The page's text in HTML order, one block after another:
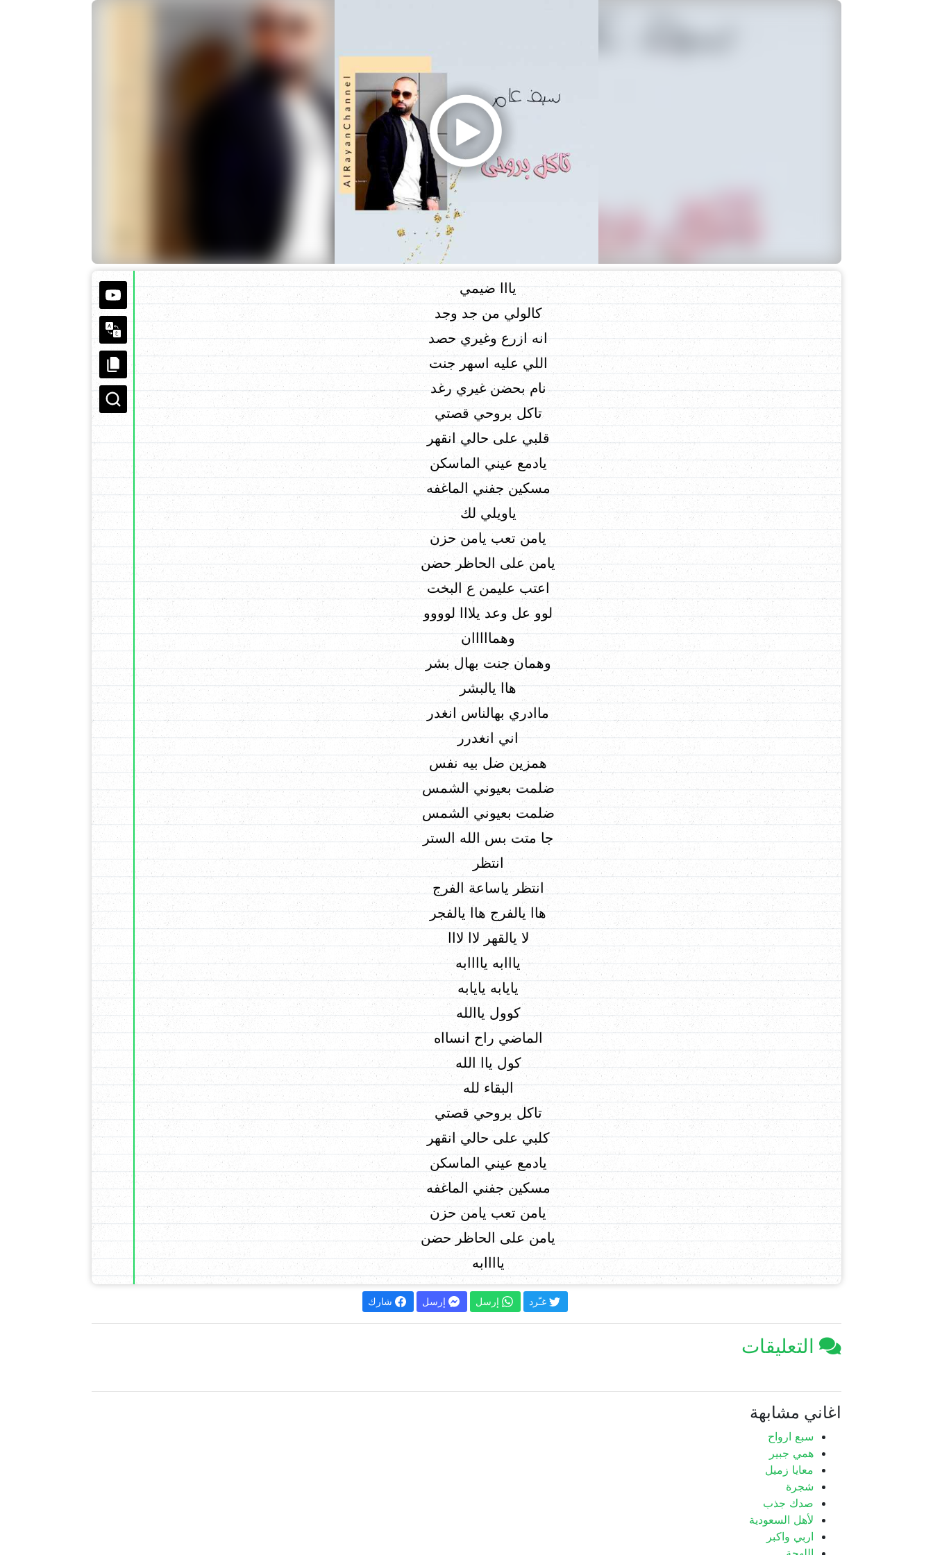
يااا ضيمي
كالولي من جد وجد
انه ازرع وغيري حصد
اللي عليه اسهر جنت
نام بحضن غيري رغد
تاكل بروحي قصتي
قلبي على حالي انقهر
يادمع عيني الماسكن
مسكين جفني الماغفه
ياويلي لك
يامن تعب يامن حزن
يامن على الحاظر حضن
اعتب عليمن ع البخت
لوو عل وعد يلااا لوووو
وهمااااان
وهمان جنت بهال بشر
هاا يالبشر
ماادري بهالناس انغدر
اني انغدرر
همزين ضل بيه نفس
ضلمت بعيوني الشمس
ضلمت بعيوني الشمس
جا متت بس الله الستر
انتظر
انتظر ياساعة الفرج
هاا يالفرج هاا يالفجر
لا يالقهر لاا لااا
يااابه ياااابه
يايابه يايابه
كوول ياالله
الماضي راح انسااه
كول ياا الله
البقاء لله
تاكل بروحي قصتي
كلبي على حالي انقهر
يادمع عيني الماسكن
مسكين جفني الماغفه
يامن تعب يامن حزن
يامن على الحاظر حضن
ياااابه
التعليقات
اغاني مشابهة
سبع ارواح
همي جبير
معايا زميل
شجرة
صدك جذب
لأهل السعودية
اربي واكبر